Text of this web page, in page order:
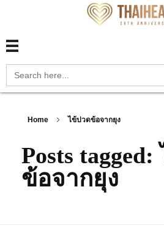
Search
for:
Home ไข้ปวดข้อจากยุง
Posts
ข้อจากยุง